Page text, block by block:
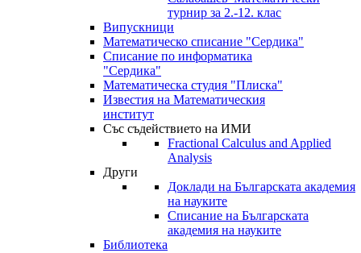
турнир за 2.-12. клас
Випускници
Математическо списание "Сердика"
Списание по информатика
"Сердика"
Математическа студия "Плиска"
Известия на Математическия
институт
Със съдействието на ИМИ
Fractional Calculus and Applied
Analysis
Други
Доклади на Българската академия
на науките
Списание на Българската
академия на науките
Библиотека